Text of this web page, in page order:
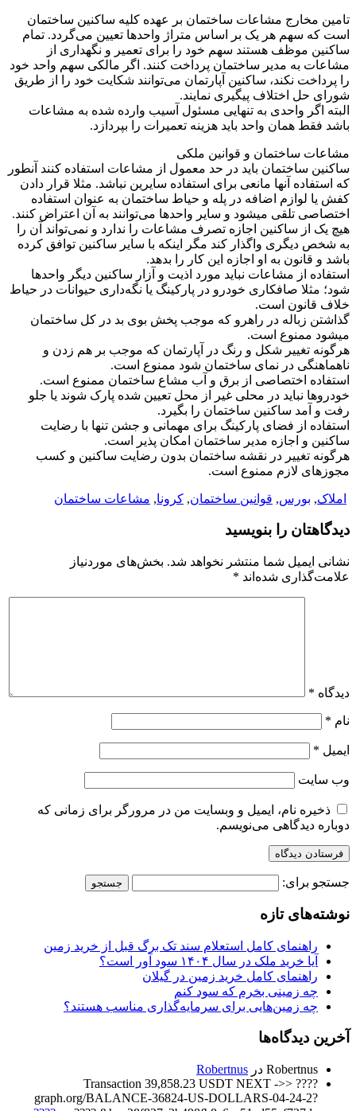
تامین مخارج مشاعات ساختمان بر عهده کلیه ساکنین ساختمان
است که سهم هر یک بر اساس متراژ واحدها تعیین می‌گردد. تمام
ساکنین موظف هستند سهم خود را برای تعمیر و نگهداری از
مشاعات به مدیر ساختمان پرداخت کنند. اگر مالکی سهم واحد خود
را پرداخت نکند، ساکنین آپارتمان می‌توانند شکایت خود را از طریق
شورای حل اختلاف پیگیری نمایند.
البته اگر واحدی به تنهایی مسئول آسیب وارده شده به مشاعات
باشد فقط همان واحد باید هزینه تعمیرات را بپردازد.
مشاعات ساختمان و قوانین ملکی
ساکنین ساختمان باید در حد معمول از مشاعات استفاده کنند آنطور
که استفاده آنها مانعی برای استفاده سایرین نباشد. مثلا قرار دادن
کفش یا لوازم اضافه در پله و حیاط ساختمان به عنوان استفاده
اختصاصی تلقی می‎شود و سایر واحدها می‌توانند به آن اعتراض کنند.
هیچ یک از ساکنین اجازه تصرف مشاعات را ندارد و نمی‌تواند آن را
به شخص دیگری واگذار کند مگر اینکه با سایر ساکنین توافق کرده
باشد و قانون به او اجازه این کار را بدهد.
استفاده از مشاعات نباید مورد اذیت و آزار ساکنین دیگر واحدها
شود؛ مثلا صافکاری خودرو در پارکینگ یا نگه‌داری حیوانات در حیاط
خلاف قانون است.
گذاشتن زباله در راهرو که موجب پخش بوی بد در کل ساختمان
می‎شود ممنوع است.
هرگونه تغییر شکل و رنگ در آپارتمان که موجب بر هم زدن و
ناهماهنگی در نمای ساختمان شود ممنوع است.
استفاده اختصاصی از برق و آب مشاع ساختمان ممنوع است.
خودروها نباید در محلی غیر از محل تعیین شده پارک شوند یا جلو
رفت و آمد ساکنین ساختمان را بگیرد.
استفاده از فضای پارکینگ برای مهمانی و جشن تنها با رضایت
ساکنین و اجازه مدیر ساختمان امکان پذیر است.
هرگونه تغییر در نقشه ساختمان بدون رضایت ساکنین و کسب
مجوزهای لازم ممنوع است.
املاک, بورس, قوانین ساختمان, کرونا, مشاعات ساختمان
دیدگاهتان را بنویسید
نشانی ایمیل شما منتشر نخواهد شد. بخش‌های موردنیاز
علامت‌گذاری شده‌اند *
دیدگاه *
نام *
ایمیل *
وب‌ سایت
ذخیره نام، ایمیل و وبسایت من در مرورگر برای زمانی که
دوباره دیدگاهی می‌نویسم.
جستجو برای:
نوشته‌های تازه
راهنمای کامل استعلام سند تک برگ قبل از خرید زمین
آیا خرید ملک در سال ۱۴۰۴ سود آور است؟
راهنمای کامل خرید زمین در گیلان
چه زمینی بخرم که سود کنم
چه زمین‌هایی برای سرمایه‌گذاری مناسب هستند؟
آخرین دیدگاه‌ها
Robertnus در Robertnus
???? Transaction 39,858.23 USDT NEXT ->>
graph.org/BALANCE-36824-US-DOLLARS-04-24-2?